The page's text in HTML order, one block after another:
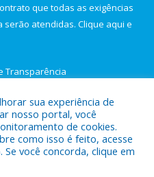
que todas as exigências
atendidas. Clique aqui e
Transparência
Municipal de Igarapé-
sua experiência de
nosso portal, você
de cookies.
como isso é feito, acesse
Se você concorda, clique em